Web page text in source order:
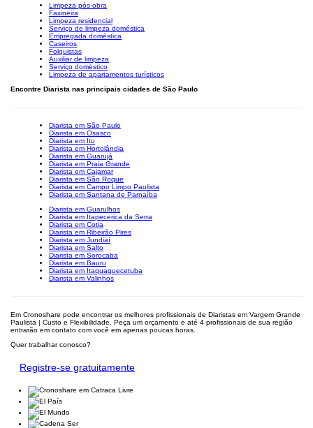
Limpeza pós-obra
Faxineira
Limpeza residencial
Serviço de limpeza doméstica
Empregada doméstica
Caseiros
Folguistas
Auxiliar de limpeza
Serviço doméstico
Limpeza de apartamentos turísticos
Encontre Diarista nas principais cidades de São Paulo
Diarista em São Paulo
Diarista em Osasco
Diarista em Itu
Diarista em Hortolândia
Diarista em Guarujá
Diarista em Praia Grande
Diarista em Cajamar
Diarista em São Roque
Diarista em Campo Limpo Paulista
Diarista em Santana de Parnaíba
Diarista em Guarulhos
Diarista em Itapecerica da Serra
Diarista em Cotia
Diarista em Ribeirão Pires
Diarista em Jundiaí
Diarista em Salto
Diarista em Sorocaba
Diarista em Bauru
Diarista em Itaquaquecetuba
Diarista em Valinhos
Em Cronoshare pode encontrar os melhores profissionais de Diaristas em Vargem Grande
Paulista | Custo e Flexibilidade. Peça um orçamento e até 4 profissionais de sua região
entrarão em contato com você em apenas poucas horas.
Quer trabalhar conosco?
Registre-se gratuitamente